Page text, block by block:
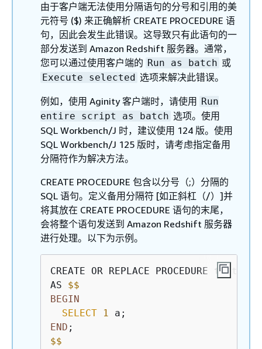
由于客户端无法使用分隔语句的分号和引用的美
元符号 ($) 来正确解析 CREATE PROCEDURE 语
句，因此会发生此错误。这导致只有此语句的一
部分发送到 Amazon Redshift 服务器。通常，
您可以通过使用客户端的 Run as batch 或
Execute selected 选项来解决此错误。
例如，使用 Aginity 客户端时，请使用 Run
entire script as batch 选项。使用
SQL Workbench/J 时，建议使用 124 版。使用
SQL Workbench/J 125 版时，请考虑指定备用
分隔符作为解决方法。
CREATE PROCEDURE 包含以分号（;）分隔的
SQL 语句。定义备用分隔符 [如正斜杠（/）]并
将其放在 CREATE PROCEDURE 语句的末尾，
会将整个语句发送到 Amazon Redshift 服务器
进行处理。以下为示例。
CREATE OR REPLACE PROCEDURE test()
AS $$
BEGIN
SELECT
1
END
$$